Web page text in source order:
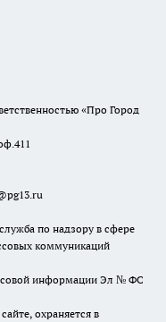
«Про Город
по надзору в сфере
коммуникаций
информации Эл № ФС
охраняется в